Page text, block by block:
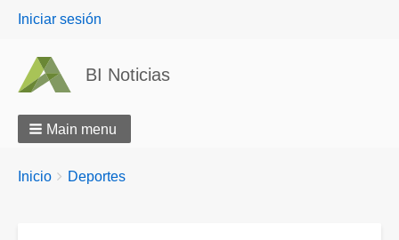
User
Iniciar sesión
BI Noticias
Main menu
Breadcrumbs
You
Inicio Deportes